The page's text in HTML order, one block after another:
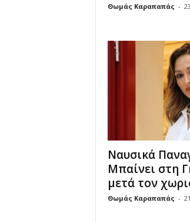
Θωμάς Καραπαπάς -
Ναυσικά
Μπαίνει στη
μετά τον
Θωμάς Καραπαπάς -